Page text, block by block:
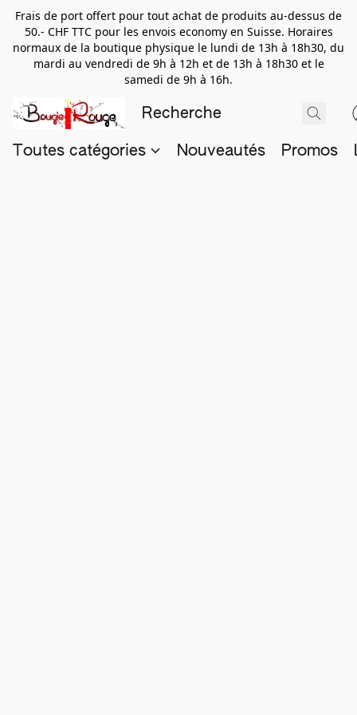
Frais de port offert pour tout achat de produits au-dessus de
50.- CHF TTC pour les envois economy en Suisse. Horaires
normaux de la boutique physique le lundi de 13h à 18h30, du
mardi au vendredi de 9h à 12h et de 13h à 18h30 et le
samedi de 9h à 16h.
Toutes catégories Nouveautés Promos